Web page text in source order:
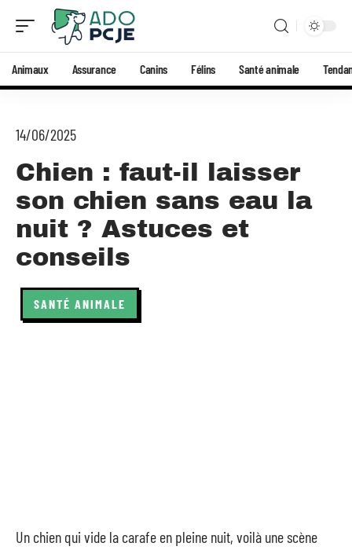
Animaux Assurance Canins Félins Santé animale
14/06/2025
Chien : faut-il laisser
son chien sans eau la
nuit ? Astuces et
conseils
SANTÉ ANIMALE
Un chien qui vide la carafe en pleine nuit, voilà une scène